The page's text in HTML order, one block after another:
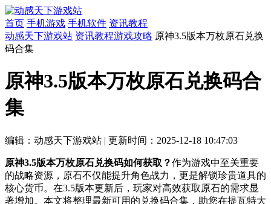
首页 手机游戏 手机软件 资讯教程
动感天下游戏站 资讯教程游戏攻略 原神3.5版本万枚原石兑换
码合集
原神3.5版本万枚原石兑换码合
集
编辑：动感天下游戏站 | 更新时间：2025-12-18 10:47:03
原神3.5版本万枚原石兑换码如何获取？作为游戏中至关重要
的战略资源，原石不仅能提升角色战力，更是解锁珍贵道具的
核心货币。在3.5版本更新后，玩家对高效获取原石的需求显
著增加。本文将整理最新可用的兑换码合集，助您在提瓦特大